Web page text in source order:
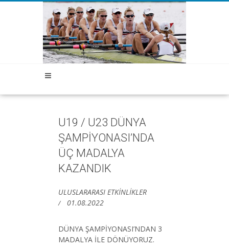
U19 / U23 DÜNYA
ŞAMPİYONASI’NDA
ÜÇ MADALYA
KAZANDIK
ULUSLARARASI ETKİNLİKLER
01.08.2022
DÜNYA ŞAMPİYONASI’NDAN 3
MADALYA İLE DÖNÜYORUZ.